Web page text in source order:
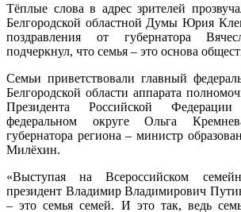
Тёплые слова в адрес зрителей
Белгородской областной Думы Юрия
поздравления от губернатора
подчеркнул, что семья – это основа
Семьи приветствовали главный
Белгородской области аппарата
Президента Российской
федеральном округе Ольга
губернатора региона – министр
Милёхин.
«Выступая на Всероссийском
президент Владимир Владимирович
– это семья семей. И это так, ведь